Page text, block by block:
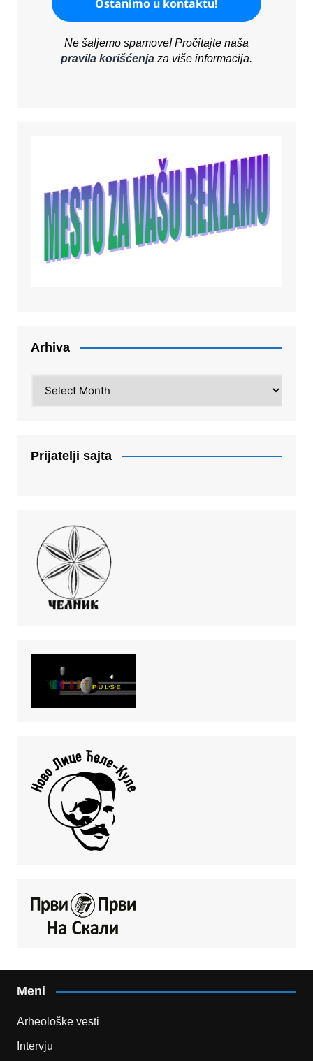
Ne šaljemo spamove! Pročitajte naša
pravila korišćenjaza više informacija.
Arhiva
Prijatelji sajta
Meni
Arheološke vesti
Intervju